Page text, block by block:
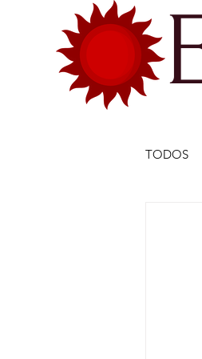
TODOS